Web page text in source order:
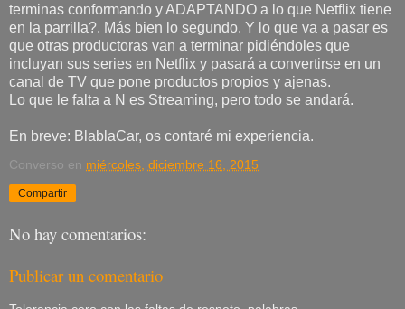
terminas conformando y ADAPTANDO a lo que Netflix tiene
en la parrilla?. Más bien lo segundo. Y lo que va a pasar es
que otras productoras van a terminar pidiéndoles que
incluyan sus series en Netflix y pasará a convertirse en un
canal de TV que pone productos propios y ajenas.
Lo que le falta a N es Streaming, pero todo se andará.
En breve: BlablaCar, os contaré mi experiencia.
Converso en miércoles, diciembre 16, 2015
Compartir
No hay comentarios:
Publicar un comentario